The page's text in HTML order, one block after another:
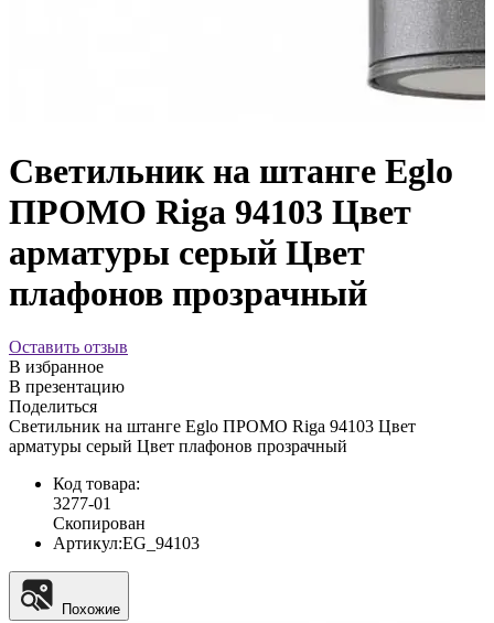
Светильник на штанге Eglo
ПРОМО Riga 94103 Цвет
арматуры серый Цвет
плафонов прозрачный
Оставить отзыв
В избранное
В презентацию
Поделиться
Светильник на штанге Eglo ПРОМО Riga 94103 Цвет
арматуры серый Цвет плафонов прозрачный
Код товара:
3277-01
Скопирован
Артикул:EG_94103
Похожие